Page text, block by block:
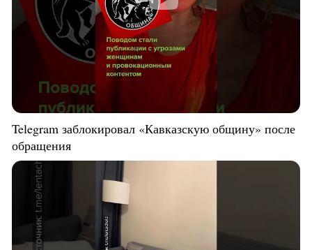
Telegram заблокировал «Кавказскую общину» после
обращения